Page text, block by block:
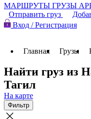
МАРШРУТЫ ГРУЗЫ
Отправить груз
Вход / Регистрация
Главная Грузы
Найти груз из
Тагил
На карте
Фильтр